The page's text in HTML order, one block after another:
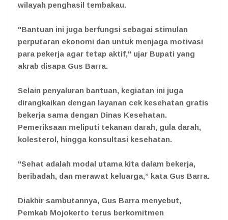
wilayah penghasil tembakau.
"Bantuan ini juga berfungsi sebagai stimulan
perputaran ekonomi dan untuk menjaga motivasi
para pekerja agar tetap aktif," ujar Bupati yang
akrab disapa Gus Barra.
Selain penyaluran bantuan, kegiatan ini juga
dirangkaikan dengan layanan cek kesehatan gratis
bekerja sama dengan Dinas Kesehatan.
Pemeriksaan meliputi tekanan darah, gula darah,
kolesterol, hingga konsultasi kesehatan.
"Sehat adalah modal utama kita dalam bekerja,
beribadah, dan merawat keluarga,” kata Gus Barra.
Diakhir sambutannya, Gus Barra menyebut,
Pemkab Mojokerto terus berkomitmen